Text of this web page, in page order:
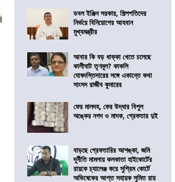
ডবল ইঞ্জিন সরকার, শিল্পপতিদের
নির্ভয়ে বিনিয়োগের আহবান
মুখ্যমন্ত্রীর
আবার কি বড় ধাক্কা খেতে চলেছে
কালীঘাট তৃণমূল? কাকলি
ঘোষদস্তিদারের সঙ্গে একান্তে কথা
সাংসদ রাজীব কুমারের
ফের মালদহ, ফের উদ্ধার বিপুল
অঙ্কের নগদ ও মাদক, গ্রেফতার দুই
বাড়ছে গ্রেফতারির আশঙ্কা, জমি
দূর্নীতি মামলায় কলকাতা হাইকোর্টের
রায়কে চ্যালেঞ্জ করে সুপ্রিম কোর্টে
অভিষেকের আপ্ত সহায়ক সুমিত রায়